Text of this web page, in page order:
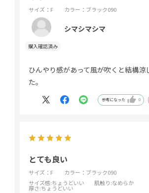
サイズ：F カラー：ブラック090
シマシマシマ
ひんやり感があって風が吹くと結構涼
た。
参考になった 0
とても良い
サイズ：F
カラー：ブラック090
サイズ感:ちょうどいい 肌触り:なめらか
厚さ:ちょうどいい